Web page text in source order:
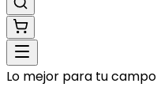
Lo mejor para tu campo